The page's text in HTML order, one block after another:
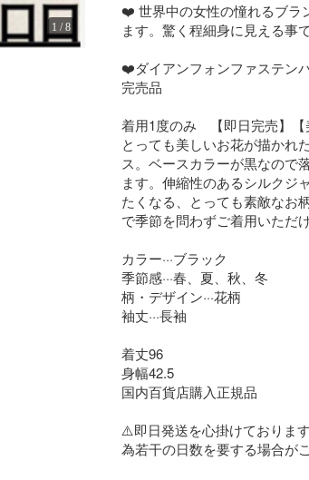
1 /8
❤️ 世界中の女性の憧れるブラ
ます。驚く程細身に見える事
❤️ダイアンフォンファステン
完売品
着用1度のみ　【即日完売】【
とっても美しいお花が描かれ
ス。ベースカラーが黒なので
ます。伸縮性のあるシルクジ
たくなる、とっても素敵なお
で季節を問わずご着用いただ
カラー···ブラック
季節感···春、夏、秋、冬
柄・デザイン···花柄
袖丈···長袖
着丈96
身幅42.5
国内百貨店購入正規品
⚠️即日発送を心掛けておりま
為若干の日数を要する場合が